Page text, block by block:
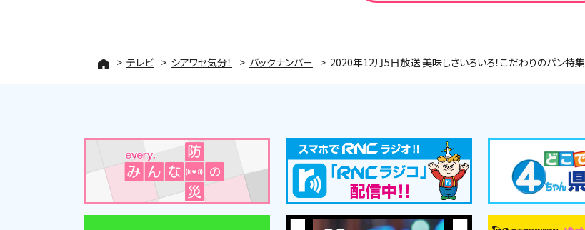
テレビ シアワセ気分！ バックナンバー 2020年12月5日放送 美味しさいろいろ！こだわりのパン特集